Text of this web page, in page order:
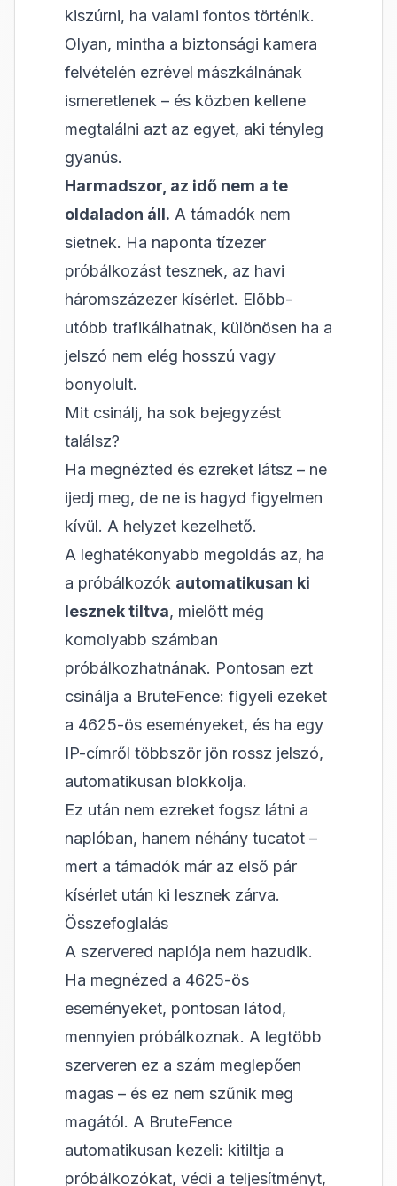
kiszúrni, ha valami fontos történik.
Olyan, mintha a biztonsági kamera
felvételén ezrével mászkálnának
ismeretlenek – és közben kellene
megtalálni azt az egyet, aki tényleg
gyanús.
Harmadszor, az idő nem a te
oldaladon áll. A támadók nem
sietnek. Ha naponta tízezer
próbálkozást tesznek, az havi
háromszázezer kísérlet. Előbb-
utóbb trafikálhatnak, különösen ha a
jelszó nem elég hosszú vagy
bonyolult.
Mit csinálj, ha sok bejegyzést
találsz?
Ha megnézted és ezreket látsz – ne
ijedj meg, de ne is hagyd figyelmen
kívül. A helyzet kezelhető.
A leghatékonyabb megoldás az, ha
a próbálkozók automatikusan ki
lesznek tiltva, mielőtt még
komolyabb számban
próbálkozhatnának. Pontosan ezt
csinálja a BruteFence: figyeli ezeket
a 4625-ös eseményeket, és ha egy
IP-címről többször jön rossz jelszó,
automatikusan blokkolja.
Ez után nem ezreket fogsz látni a
naplóban, hanem néhány tucatot –
mert a támadók már az első pár
kísérlet után ki lesznek zárva.
Összefoglalás
A szervered naplója nem hazudik.
Ha megnézed a 4625-ös
eseményeket, pontosan látod,
mennyien próbálkoznak. A legtöbb
szerveren ez a szám meglepően
magas – és ez nem szűnik meg
magától. A BruteFence
automatikusan kezeli: kitiltja a
próbálkozókat, védi a teljesítményt,